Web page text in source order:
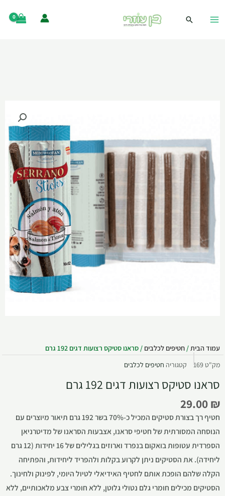
עמוד הבית/ חטיפים לכלבים / סראנו סטיקס רצועות דגים 192 גרם
מק"ט169 קטגוריה חטיפים לכלבים
סראנו סטיקס רצועות דגים 192 גרם
29.00₪
חטיף רך בצורת סטיקים המכיל כ-70% בשר 192 גרם תיאור מיוצרים עם
הנוסחה המסורתית של חטיפי סראנו, אצבעות הסראנו של מדיטרניאן
הספרדית עטופות בואקום בנפרד וארוזים בגלילים של 16 יחידות (12 גרם
ליחידה). את הסטיקים ניתן לקרוע בקלות ולהפריד ליחידות, והפתיחה
הקלה שלהם הופכת אותם לחטיף האידיאלי לטיול היומי, לפינוק ולחינוך.
הסטיקים מכילים חומרי גלם נטולי גלוטן, ללא חומרי צבע מלאכותיים, ללא